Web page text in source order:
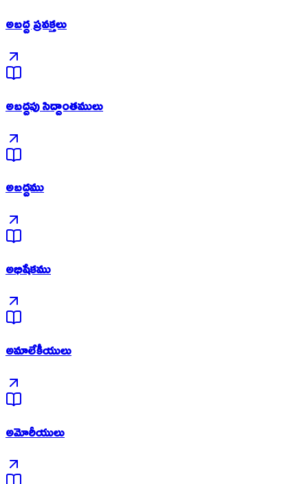
అబద్ద ప్రవక్తలు
అబద్దపు సిద్దాంతములు
అబద్దము
అభిషేకము
అమాలేకీయులు
అమోరీయులు